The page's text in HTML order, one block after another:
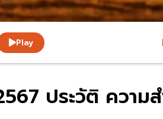
Play
ประวัติ ความ